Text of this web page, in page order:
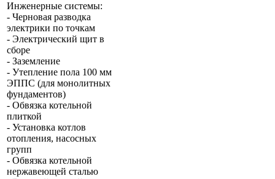
Инженерные системы:
- Черновая разводка
электрики по точкам
- Электрический щит в
сборе
- Заземление
- Утепление пола 100 мм
ЭППС (для монолитных
фундаментов)
- Обвязка котельной
плиткой
- Установка котлов
отопления, насосных
групп
- Обвязка котельной
нержавеющей сталью